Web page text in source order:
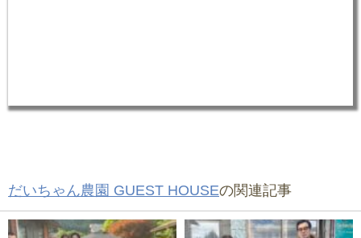
だいちゃん農園 GUEST HOUSEの関連記事